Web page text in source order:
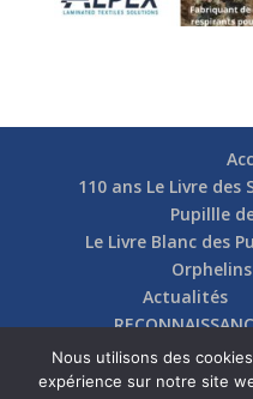
110 ans Le Livre
Pupillle
Le Livre Blanc des
Actualités
Nos soutiens
Nous utilisons des
expérience sur notre site